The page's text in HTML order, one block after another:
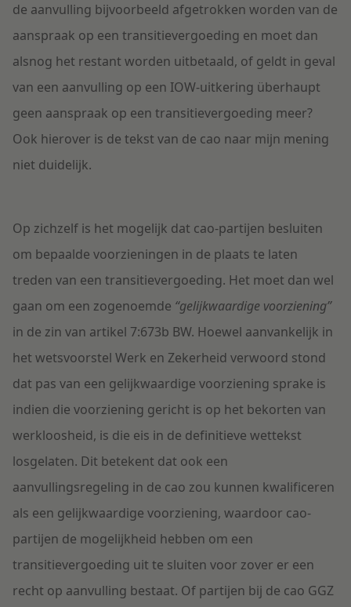
de aanvulling bijvoorbeeld afgetrokken worden van de
aanspraak op een transitievergoeding en moet dan
alsnog het restant worden uitbetaald, of geldt in geval
van een aanvulling op een IOW-uitkering überhaupt
geen aanspraak op een transitievergoeding meer?
Ook hierover is de tekst van de cao naar mijn mening
niet duidelijk.
Op zichzelf is het mogelijk dat cao-partijen besluiten
om bepaalde voorzieningen in de plaats te laten
treden van een transitievergoeding. Het moet dan wel
gaan om een zogenoemde “gelijkwaardige voorziening”
in de zin van artikel 7:673b BW. Hoewel aanvankelijk in
het wetsvoorstel Werk en Zekerheid verwoord stond
dat pas van een gelijkwaardige voorziening sprake is
indien die voorziening gericht is op het bekorten van
werkloosheid, is die eis in de definitieve wettekst
losgelaten. Dit betekent dat ook een
aanvullingsregeling in de cao zou kunnen kwalificeren
als een gelijkwaardige voorziening, waardoor cao-
partijen de mogelijkheid hebben om een
transitievergoeding uit te sluiten voor zover er een
recht op aanvulling bestaat. Of partijen bij de cao GGZ